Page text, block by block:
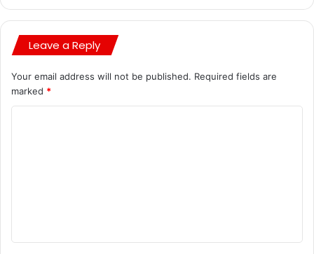
Leave a Reply
Your email address will not be published. Required fields are
marked *